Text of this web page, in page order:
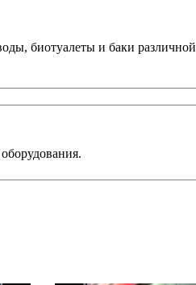
биотуалеты и баки различной